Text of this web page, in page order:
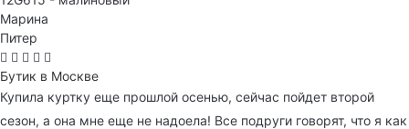
Марина
Питер
Бутик в Москве
Купила куртку еще прошлой осенью, сейчас пойдет второй
сезон, а она мне еще не надоела! Все подруги говорят, что я как